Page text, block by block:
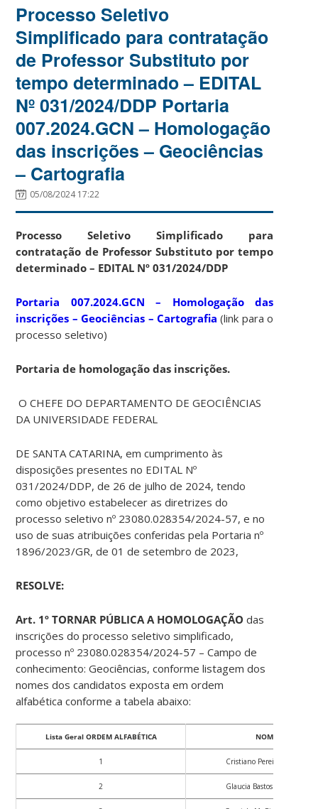
Processo Seletivo
Simplificado para contratação
de Professor Substituto por
tempo determinado – EDITAL
Nº 031/2024/DDP Portaria
007.2024.GCN – Homologação
das inscrições – Geociências
– Cartografia
05/08/2024 17:22
Processo Seletivo Simplificado para
contratação de Professor Substituto por tempo
determinado – EDITAL Nº 031/2024/DDP
Portaria 007.2024.GCN – Homologação das
inscrições – Geociências – Cartografia (link para o
processo seletivo)
Portaria de homologação das inscrições.
O CHEFE DO DEPARTAMENTO DE GEOCIÊNCIAS
DA UNIVERSIDADE FEDERAL
DE SANTA CATARINA, em cumprimento às
disposições presentes no EDITAL Nº
031/2024/DDP, de 26 de julho de 2024, tendo
como objetivo estabelecer as diretrizes do
processo seletivo nº 23080.028354/2024-57, e no
uso de suas atribuições conferidas pela Portaria nº
1896/2023/GR, de 01 de setembro de 2023,
RESOLVE:
Art. 1º TORNAR PÚBLICA A HOMOLOGAÇÃOdas
inscrições do processo seletivo simplificado,
processo nº 23080.028354/2024-57 – Campo de
conhecimento: Geociências, conforme listagem dos
nomes dos candidatos exposta em ordem
alfabética conforme a tabela abaixo:
Lista Geral ORDEM ALFABÉTICA NOME
1 Cristiano Pereira da Silva
2 Glaucia Bastos do Amaral